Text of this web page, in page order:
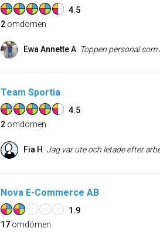
4.5
2 omdömen
Ewa Annette A: Toppen personal som är otroligt
Team Sportia
4.5
2 omdömen
Fia H: Jag var ute och letade efter arbetsskor med två vänner i november månad. Jag fick hjälp av en kille som gav en otroligt bra service, han kom fram till oss och hälsade och
Nova E-Commerce AB
1.9
17 omdömen